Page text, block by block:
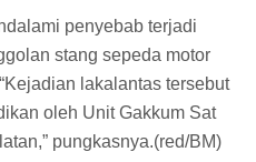
penyebab terjadi
stang sepeda motor
lakalantas tersebut
oleh Unit Gakkum Sat
pungkasnya.(red/BM)